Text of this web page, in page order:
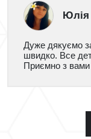
Юлія
Дуже дякуємо
швидко. Все
Приємно з